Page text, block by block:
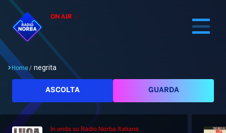
ON AIR
Home/ negrita
ASCOLTA GUARDA
In onda su Radio Norba Italiana